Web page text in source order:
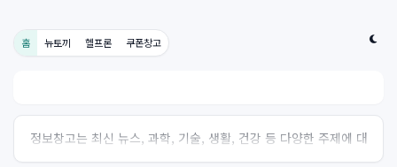
홈 뉴토끼 헬프론 쿠폰창고
정보창고는 최신 뉴스, 과학, 기술, 생활, 건강 등 다양한 주제에 대
한 신뢰성 있는 정보를 제공하는 온라인 자료실입니다.